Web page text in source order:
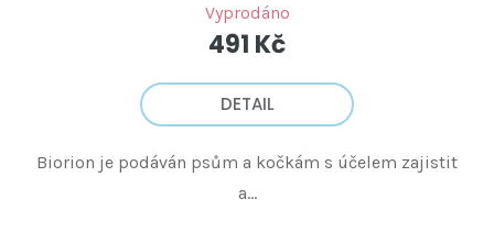
Vyprodáno
491 Kč
DETAIL
Biorion je podáván psům a kočkám s účelem zajistit
a...